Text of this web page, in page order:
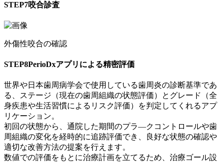
STEP7咬合診査
外傷性咬合の確認
STEP8PerioDxアプリによる精密評価
世界や日本歯周病学会で使用している歯周炎の診断基準であ
る、ステージ（現在の歯周組織の状態評価）とグレード（全
身疾患や生活習慣によるリスク評価）を判定してくれるアプ
リケーション。
初回の状態から、通院した期間のプラ―クコントロールや歯
周組織の変化を経時的に追跡評価でき、良好な状態の確認や
適切な改善方法の提案を行えます。
数値での評価をもとに治療計画を立てるため、治療ゴール設